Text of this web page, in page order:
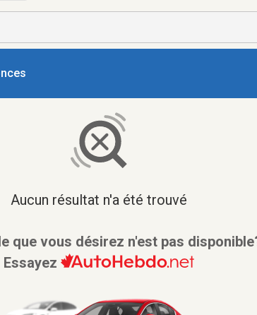
Aucun résultat n'a été trouvé
que vous désirez n'est pas
Essayez